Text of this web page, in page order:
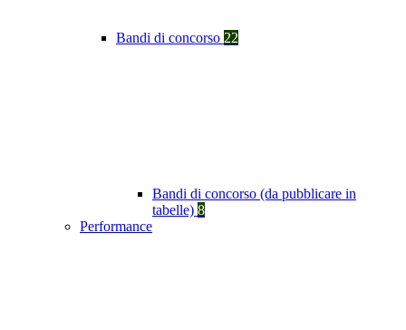
Bandi di concorso 22
Bandi di concorso (da pubblicare in
tabelle) 8
Performance